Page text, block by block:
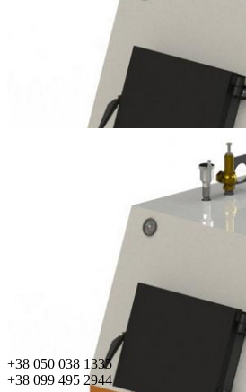
+38 050 038 1335
+38 099 495 2944